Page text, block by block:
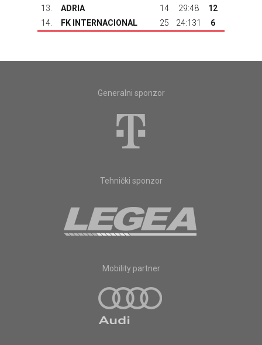
13.
ADRIA 14 29:48
12
14.
FK INTERNACIONAL 25 24:131 6
Generalni sponzor
Tehnički sponzor
Mobility partner